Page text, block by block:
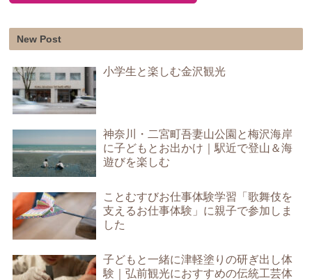
New Post
小学生と楽しむ金沢観光
神奈川・二宮町吾妻山公園と梅沢海岸
に子どもとお出かけ｜駅近で登山＆海
遊びを楽しむ
ことむすびお仕事体験学習「歌舞伎を
支えるお仕事体験」に親子で参加しま
した
子どもと一緒に津軽塗りの研ぎ出し体
験｜弘前観光におすすめの伝統工芸体